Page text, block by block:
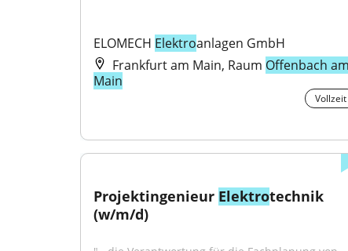
ELOMECH Elektroanlagen GmbH
Frankfurt am Main, Raum Offenbach am
Main
Vollzeit
Projektingenieur Elektrotechnik
(w/m/d)